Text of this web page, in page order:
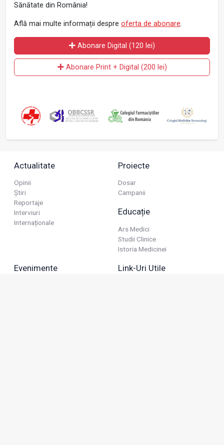
Sănătate din România!
Află mai multe informații despre oferta de abonare.
Abonare Digital (120 lei)
Abonare Print + Digital (200 lei)
Actualitate
Opinii
Știri
Reportaje
Interviuri
Internaționale
Proiecte
Dosar
Campanii
Educație
Ars Medici
Studii Clinice
Istoria Medicinei
Evenimente Link-Uri Utile